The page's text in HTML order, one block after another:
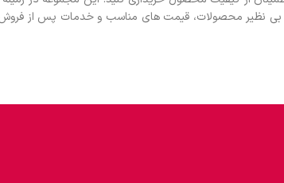
بی نظیر محصولات، قیمت های مناسب و خدمات پس از